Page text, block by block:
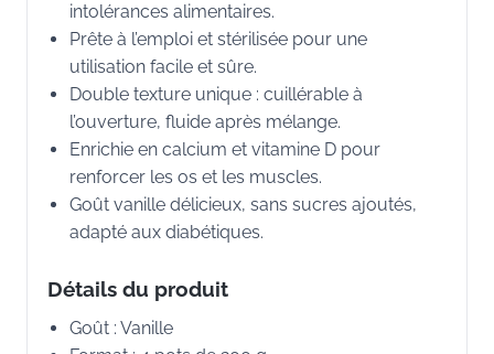
intolérances alimentaires.
Prête à l’emploi et stérilisée pour une
utilisation facile et sûre.
Double texture unique : cuillérable à
l’ouverture, fluide après mélange.
Enrichie en calcium et vitamine D pour
renforcer les os et les muscles.
Goût vanille délicieux, sans sucres ajoutés,
adapté aux diabétiques.
Détails du produit
Goût : Vanille